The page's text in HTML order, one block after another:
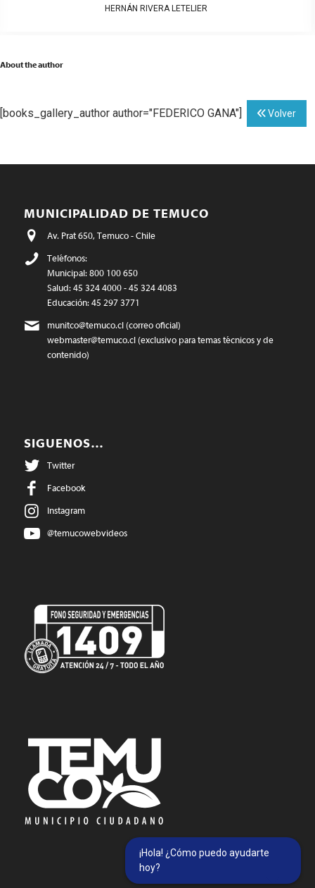
HERNÁN RIVERA LETELIER
About the author
[books_gallery_author author="FEDERICO GANA"] Volver
MUNICIPALIDAD DE TEMUCO
Av. Prat 650, Temuco - Chile
Teléfonos:
Municipal: 800 100 650
Salud: 45 324 4000 - 45 324 4083
Educación: 45 297 3771
munitco@temuco.cl(correo oficial)
webmaster@temuco.cl(exclusivo para temas técnicos y de
contenido)
SIGUENOS…
Twitter
Facebook
Instagram
@temucowebvideos
¡Hola! ¿Cómo puedo ayudarte
hoy?